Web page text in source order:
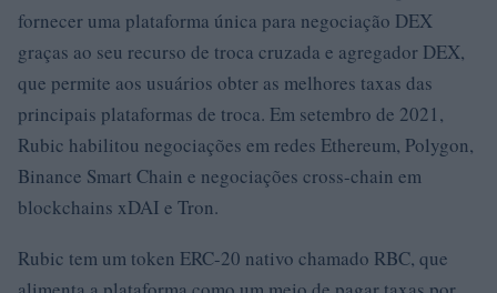
fornecer uma plataforma única para negociação DEX
graças ao seu recurso de troca cruzada e agregador DEX,
que permite aos usuários obter as melhores taxas das
principais plataformas de troca. Em setembro de 2021,
Rubic habilitou negociações em redes Ethereum, Polygon,
Binance Smart Chain e negociações cross-chain em
blockchains xDAI e Tron.
Rubic tem um token ERC-20 nativo chamado RBC, que